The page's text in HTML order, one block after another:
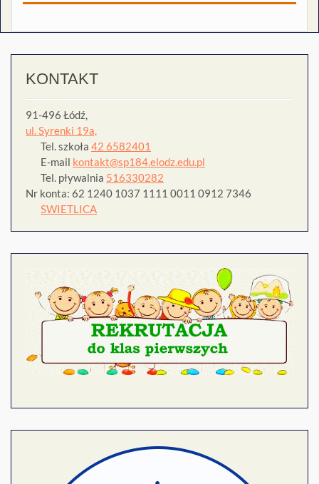
KONTAKT
91-496 Łódź,
ul. Syrenki 19a,
Tel. szkoła 42 6582401
E-mail kontakt@sp184.elodz.edu.pl
Tel. pływalnia 516330282
Nr konta: 62 1240 1037 1111 0011 0912 7346
SWIETLICA